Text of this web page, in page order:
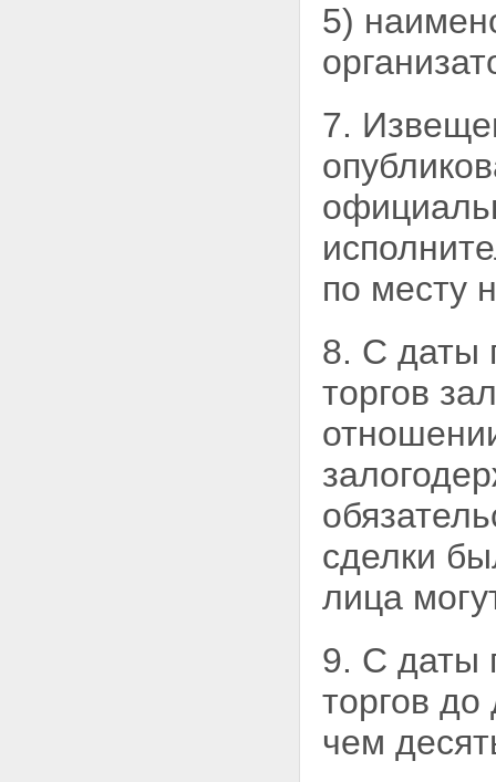
5)
7.
по месту
8. С даты
торгов
сделки
лица
9. С даты
торгов
чем